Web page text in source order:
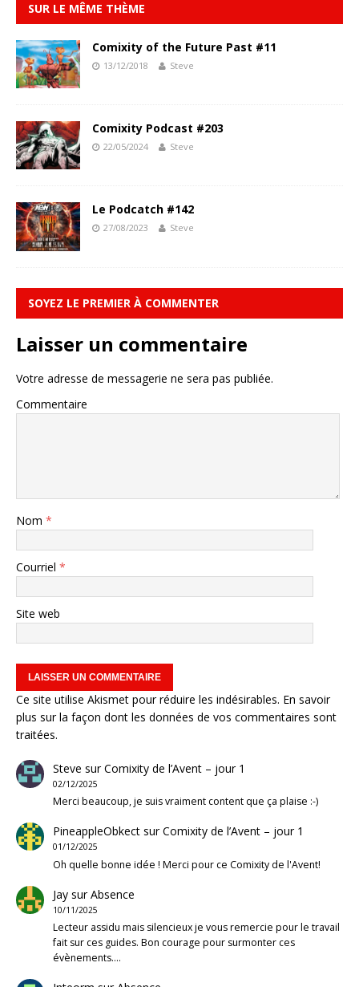
SUR LE MÊME THÈME
Comixity of the Future Past #11
13/12/2018 Steve
Comixity Podcast #203
22/05/2024 Steve
Le Podcatch #142
27/08/2023 Steve
SOYEZ LE PREMIER À COMMENTER
Laisser un commentaire
Votre adresse de messagerie ne sera pas publiée.
Commentaire
Nom *
Courriel *
Site web
Ce site utilise Akismet pour réduire les indésirables. En savoir
plus sur la façon dont les données de vos commentaires sont
traitées.
Steve surComixity de l’Avent – jour 1
02/12/2025
Merci beaucoup, je suis vraiment content que ça plaise :-)
PineappleObkectsurComixity de l’Avent – jour 1
01/12/2025
Oh quelle bonne idée ! Merci pour ce Comixity de l'Avent!
JaysurAbsence
10/11/2025
Lecteur assidu mais silencieux je vous remercie pour le travail
fait sur ces guides. Bon courage pour surmonter ces
évènements.…